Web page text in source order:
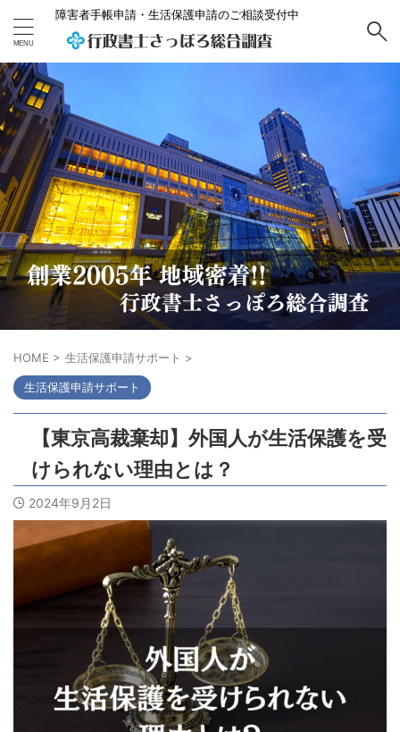
障害者手帳申請・生活保護申請のご相談受付中
HOME > 生活保護申請サポート >
生活保護申請サポート
【東京高裁棄却】外国人が生活保護を受
けられない理由とは？
2024年9月2日